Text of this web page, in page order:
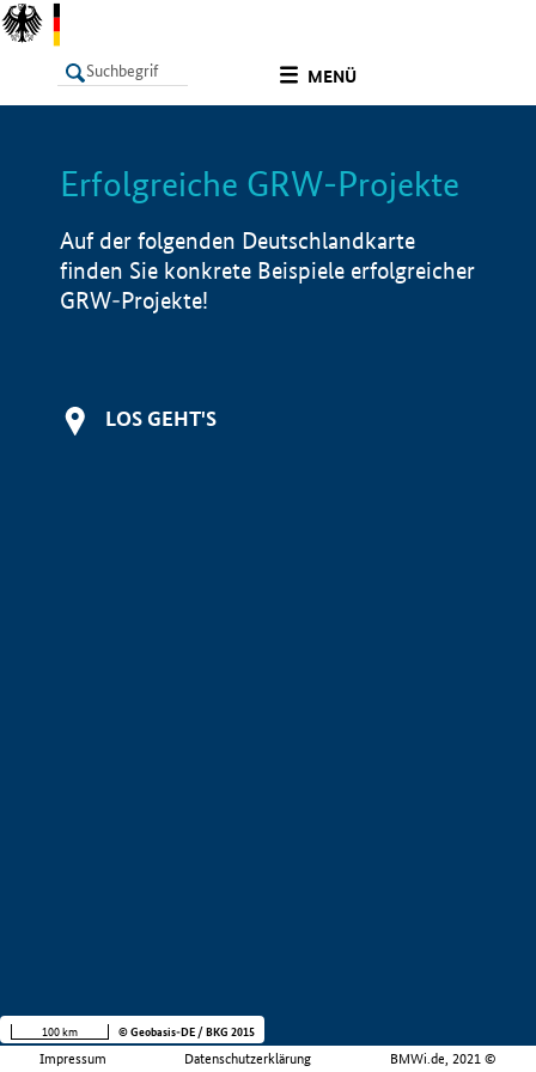
MENÜ
LISTE Info
Erfolgreiche GRW-Projekte
Auf der folgenden Deutschlandkarte
finden Sie konkrete Beispiele erfolgreicher
GRW-Projekte!
LOS GEHT'S
Impressum Datenschutzerklärung BMWi.de, 2021 ©
100 km © Geobasis-DE / BKG 2015